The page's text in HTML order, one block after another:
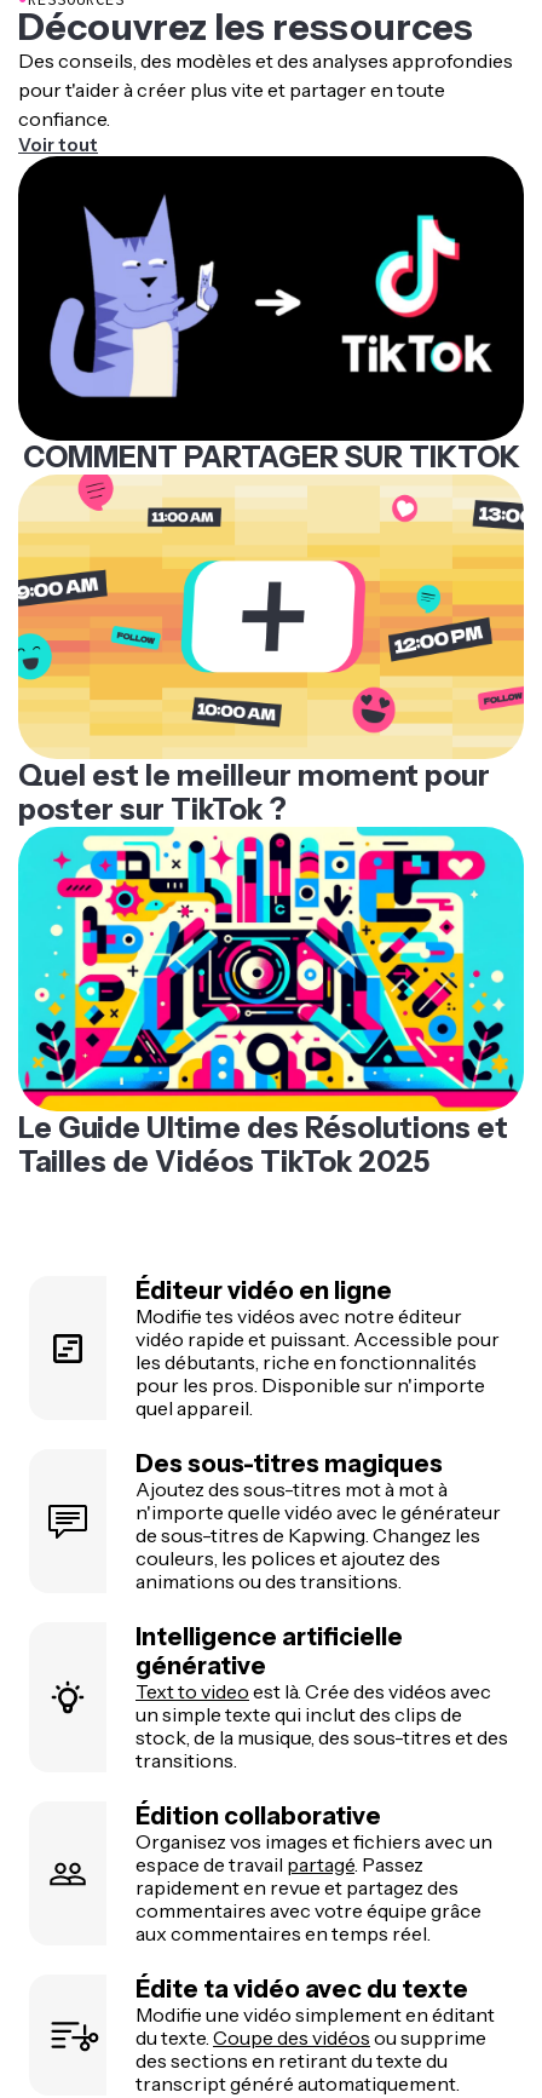
l'audio tendance ou des
découvrabilité. Les montages plus courts et
dynamiques ont tendance à augmenter le temps de
visionnage et l'engagement, ce qui aide l'algorithme à
promouvoir ton contenu.
Découvrez les ressources
Des conseils, des modèles et des analyses approfondies
pour t'aider à créer plus vite et partager en toute
confiance.
Voir tout
COMMENT PARTAGER SUR TIKTOK
Quel est le meilleur moment pour
poster sur TikTok ?
Le Guide Ultime des Résolutions et
Tailles de Vidéos TikTok 2025
Éditeur vidéo en ligne
Modifie tes vidéos avec notre éditeur
vidéo rapide et puissant. Accessible pour
les débutants, riche en fonctionnalités
pour les pros. Disponible sur n'importe
quel appareil.
Des sous-titres magiques
Ajoutez des sous-titres mot à mot à
n'importe quelle vidéo avec le générateur
de sous-titres de Kapwing. Changez les
couleurs, les polices et ajoutez des
animations ou des transitions.
Intelligence artificielle
générative
Text to video est là. Crée des vidéos avec
un simple texte qui inclut des clips de
stock, de la musique, des sous-titres et des
transitions.
Édition collaborative
Organisez vos images et fichiers avec un
espace de travail partagé. Passez
rapidement en revue et partagez des
commentaires avec votre équipe grâce
aux commentaires en temps réel.
Édite ta vidéo avec du texte
Modifie une vidéo simplement en éditant
du texte. Coupe des vidéos ou supprime
des sections en retirant du texte du
transcript généré automatiquement.